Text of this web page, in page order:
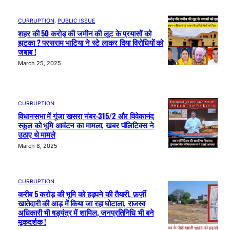
CURRUPTION, PUBLIC ISSUE
शहर की 50 करोड़ की जमीन की लूट के प्रयासों को
झटका ? परसराम भाटिया ने स्टे लाकर दिया विरोधियों को
जबाब !
March 25, 2025
CURRUPTION
विधानसभा में गूंजा खसरा नंबर-315/2 और विवेकानंद
स्कूल को भूमि आवंटन का मामला, खबर पॉलिटिक्स ने
उठाए थे मामले
March 8, 2025
CURRUPTION
करीब 5 करोड़ की भूमि को हड़पने की तैयारी, फ़र्ज़ी
खातेदारी की आड़ में किया जा रहा घोटाला, राजस्व
अधिकारी भी षड्यंत्र में शामिल, जनप्रतिनिधि भी बने
मूकदर्शक !